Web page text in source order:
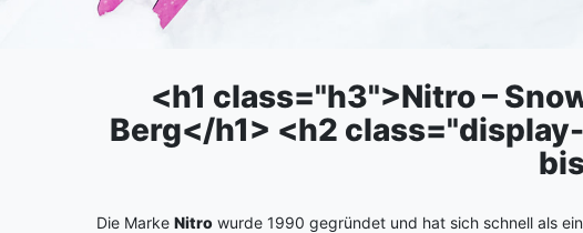
<h1 class="h3">Nitro –
Berg</h1> <h2
Die Marke Nitro wurde 1990 gegründet und hat sich schnell als